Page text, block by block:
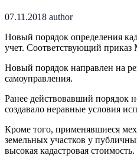
07.11.2018 author
Новый порядок определения
учет. Соответствующий
Новый порядок направлен на
самоуправления.
Ранее действовавший порядок
создавало неравные условия
Кроме того, применявшиеся
земельных участков у
высокая кадастровая стоимость.